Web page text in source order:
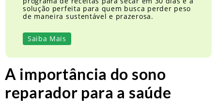
solução perfeita para quem busca perder peso
de maneira sustentável e prazerosa.
Saiba Mais
A importância do sono
reparador para a saúde